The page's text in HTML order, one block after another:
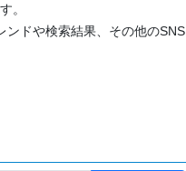
。
ンドや検索結果、その他のSNS